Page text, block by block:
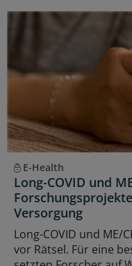
E-Health
Long-COVID und
Versorgung
Long-COVID und ME/
vor Rätsel. Für eine